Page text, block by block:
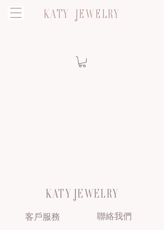
KATY JEWELRY
KATY JEWELRY
客戶服務 聯絡我們